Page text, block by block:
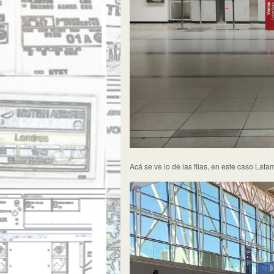
Acá se ve lo de las filas, en este caso